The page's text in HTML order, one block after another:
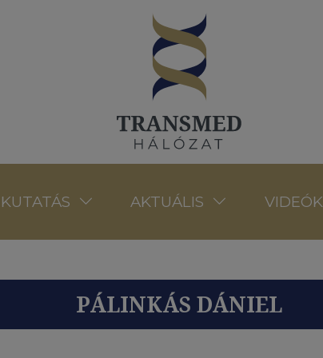
KUTATÁS AKTUÁLIS VIDEÓK
PÁLINKÁS DÁNIEL